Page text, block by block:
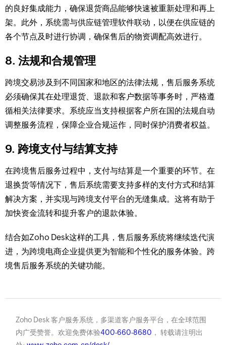
的良好集成能力，确保退货商品能够快速被重新处理和再上
架。此外，系统需与供应链管理软件联动，以便在供应链的
各个节点及时进行协调，确保售后的物资调配高效进行。
8. 法规和合规管理
跨境交易涉及到不同国家和地区的法律法规，售后服务系统
必须确保其在处理退货、退款和客户数据等事务时，严格遵
循相关法律要求。系统应当支持根据客户所在国的法规自动
调整服务流程，保障企业合规运作，同时保护消费者权益。
9. 跨境支付与结算支持
在跨境售后服务过程中，支付与结算是一个重要的环节。在
退换货等情况下，售后系统需要支持多样的支付方式和结算
解决方案，并实现与跨境支付平台的无缝集成。这将有助于
加快资金流转和提升客户的退款体验。
结合如Zoho Desk这样的工具，售后服务系统将继续迭代演
进，为跨境电商企业提供更为智能和个性化的服务体验。跨
境售后服务系统的关键功能。
Zoho Desk 客户服务系统，多渠道客户服务平台，在全球范围
内广受赞誉。欢迎免费体验400-660-8680 ， 转载请注明出